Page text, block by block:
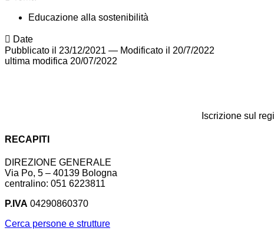
Educazione alla sostenibilità
Date
Pubblicato il 23/12/2021 — Modificato il 20/7/2022
ultima modifica 20/07/2022
Iscrizione sul
RECAPITI
DIREZIONE GENERALE
Via Po, 5 – 40139 Bologna
centralino: 051 6223811
P.IVA 04290860370
Cerca persone e strutture